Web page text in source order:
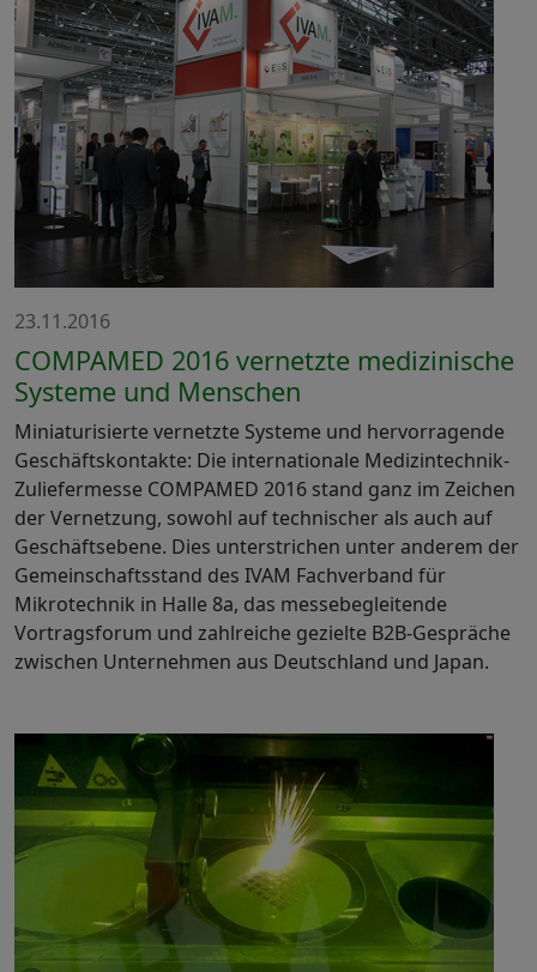
23.11.2016
COMPAMED 2016 vernetzte medizinische
Systeme und Menschen
Miniaturisierte vernetzte Systeme und hervorragende
Geschäftskontakte: Die internationale Medizintechnik-
Zuliefermesse COMPAMED 2016 stand ganz im Zeichen
der Vernetzung, sowohl auf technischer als auch auf
Geschäftsebene. Dies unterstrichen unter anderem der
Gemeinschaftsstand des IVAM Fachverband für
Mikrotechnik in Halle 8a, das messebegleitende
Vortragsforum und zahlreiche gezielte B2B-Gespräche
zwischen Unternehmen aus Deutschland und Japan.